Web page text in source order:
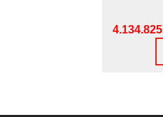
4.134.825